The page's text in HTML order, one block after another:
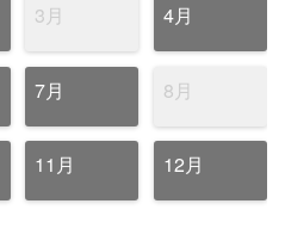
3月 4月
7月 8月
11月 12月